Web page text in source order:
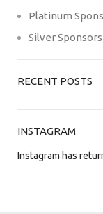
Platinum
Silver Sponsors
RECENT POSTS
INSTAGRAM
Instagram has